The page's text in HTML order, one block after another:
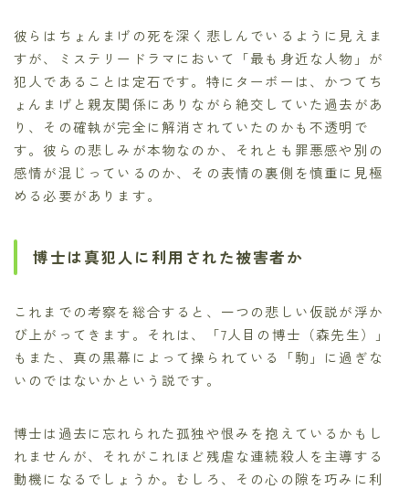
彼らはちょんまげの死を深く悲しんでいるように見えま
すが、ミステリードラマにおいて「最も身近な人物」が
犯人であることは定石です。特にターボーは、かつてち
ょんまげと親友関係にありながら絶交していた過去があ
り、その確執が完全に解消されていたのかも不透明で
す。彼らの悲しみが本物なのか、それとも罪悪感や別の
感情が混じっているのか、その表情の裏側を慎重に見極
める必要があります。
博士は真犯人に利用された被害者か
これまでの考察を総合すると、一つの悲しい仮説が浮か
び上がってきます。それは、「7人目の博士（森先生）」
もまた、真の黒幕によって操られている「駒」に過ぎな
いのではないかという説です。
博士は過去に忘れられた孤独や恨みを抱えているかもし
れませんが、それがこれほど残虐な連続殺人を主導する
動機になるでしょうか。むしろ、その心の隙を巧みに利